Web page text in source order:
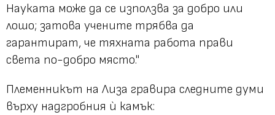
Науката може да се използва за добро или
лошо; затова учените трябва да
гарантират, че тяхната работа прави
света по-добро място."
Племенникът на Лиза гравира следните думи
върху надгробния ѝ камък: